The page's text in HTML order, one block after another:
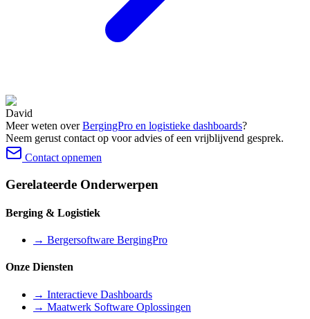
David
Meer weten overBergingPro en logistieke dashboards?
Neem gerust contact op voor advies of een vrijblijvend gesprek.
Contact opnemen
Gerelateerde Onderwerpen
Berging & Logistiek
→ Bergersoftware BergingPro
Onze Diensten
→ Interactieve Dashboards
→ Maatwerk Software Oplossingen